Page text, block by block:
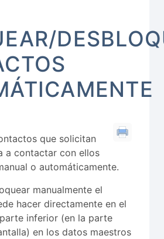
que solicitan
a contactar con ellos
o automáticamente.
manualmente el
hacer directamente en el
inferior (en la parte
en los datos maestros